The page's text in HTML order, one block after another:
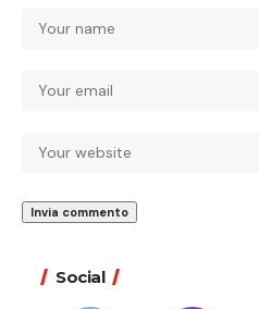
Social